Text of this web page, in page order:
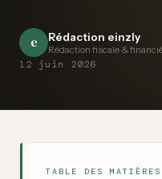
e Rédaction einzly
Rédaction fiscale &
12 juin 2026
TABLE DES MATIÈRES